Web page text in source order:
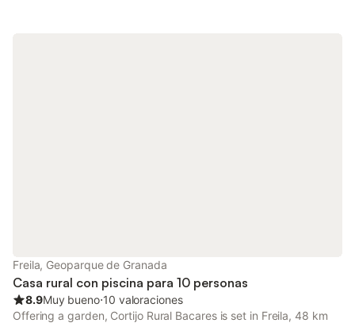
Freila, Geoparque de Granada
Casa rural con piscina para 10 personas
8.9Muy bueno⋅10 valoraciones
Offering a garden, Cortijo Rural Bacares is set in Freila, 48 km